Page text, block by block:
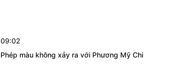
09:02
Phép màu không xảy ra với Phương Mỹ Chi